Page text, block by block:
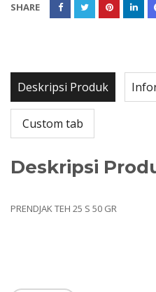
SHARE
Deskripsi Produk
Custom tab
Deskripsi
PRENDJAK TEH 25 S 50 GR